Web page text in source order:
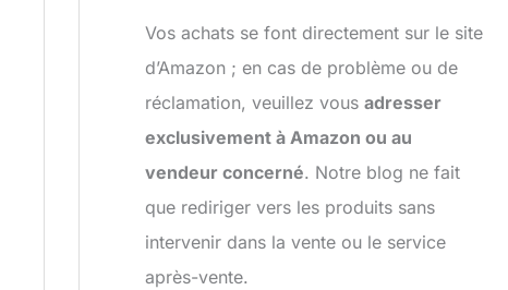
Vos achats se font directement sur le site
d’Amazon ; en cas de problème ou de
réclamation, veuillez vousadresser
exclusivement à Amazon ou au
vendeur concerné. Notre blog ne fait
que rediriger vers les produits sans
intervenir dans la vente ou le service
après-vente.